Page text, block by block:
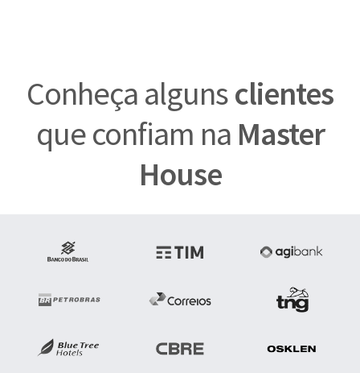
Conheça algunsclientes
que confiam na Master
House